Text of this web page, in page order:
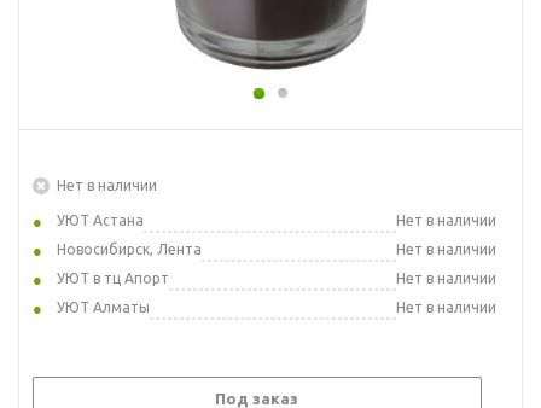
Нет в наличии
УЮТ Астана
Нет в наличии
Новосибирск, Лента
Нет в наличии
УЮТ в тц Апорт
Нет в наличии
УЮТ Алматы
Нет в наличии
Под заказ